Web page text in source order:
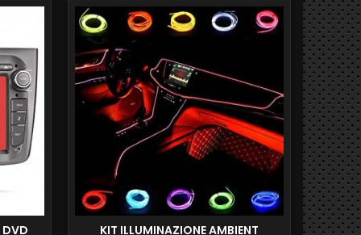
DVD
KIT ILLUMINAZIONE AMBIENT